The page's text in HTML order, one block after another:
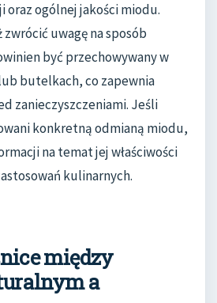
oraz ogólnej jakości miodu.
uwagę na sposób
być przechowywany w
butelkach, co zapewnia
zanieczyszczeniami. Jeśli
konkretną odmianą miodu,
na temat jej właściwości
kulinarnych.
między
a